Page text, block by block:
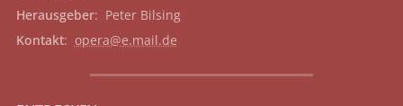
Herausgeber: Peter Bilsing
Kontakt: opera@e.mail.de